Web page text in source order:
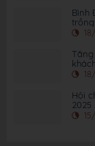
Bình
Định
Hội